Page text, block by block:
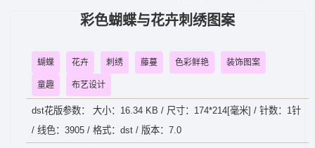
彩色蝴蝶与花卉刺绣图案
蝴蝶 花卉 刺绣 藤蔓 色彩鲜艳 装饰图案
童趣 布艺设计
dst花版参数： 大小：16.34 KB / 尺寸：174*214[毫米] / 针数：1针
/ 线色：3905 / 格式：dst / 版本：7.0